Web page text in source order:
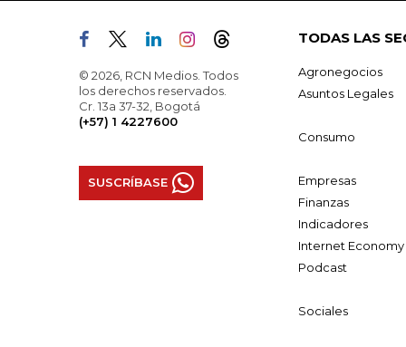
© 2026, RCN Medios. Todos
los derechos reservados.
Cr. 13a 37-32, Bogotá
(+57) 1 4227600
SUSCRÍBASE
TODAS LAS
Agronegocios
Asuntos Legales
Consumo
Empresas
Finanzas
Indicadores
Internet Economy
Podcast
Sociales